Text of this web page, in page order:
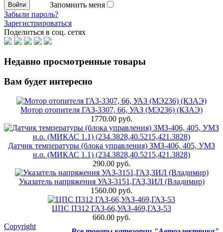
Запомнить меня
Забыли пароль?
Зарегистрироваться
Поделиться в соц. сетях
Недавно просмотренные товары
Вам будет интересно
Мотор отопителя ГАЗ-3307, 66, УАЗ (МЭ236) (КЗАЭ)
1770.00 руб.
Датчик температуры (блока управления) ЗМЗ-406, 405, УМЗ
н.о. (МИКАС 1.1) (234.3828,40.5215,421.3828)
290.00 руб.
Указатель напряжения УАЗ-3151,ГАЗ,ЗИЛ (Владимир)
1560.00 руб.
ЦПС П312 ГАЗ-66,УАЗ-469,ГАЗ-53
660.00 руб.
Copyright